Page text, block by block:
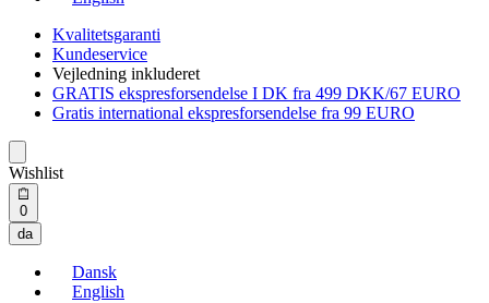
Kvalitetsgaranti
Kundeservice
Vejledning inkluderet
GRATIS ekspresforsendelse I DK fra 499 DKK/67 EURO
Gratis international ekspresforsendelse fra 99 EURO
Wishlist
0Open
cart
da
Dansk
English